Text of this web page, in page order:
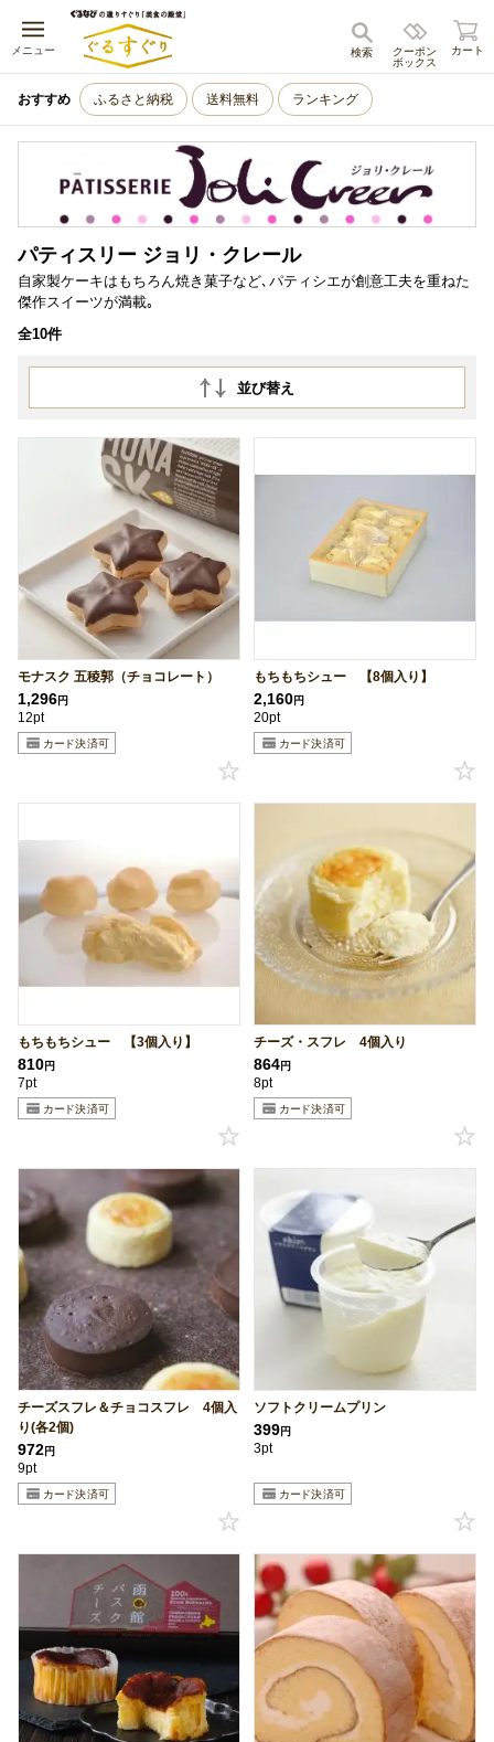
メニュー
キャンセル
クーポン
ボックス
検索 カート
おすすめ ふるさと納税 送料無料 ランキング
パティスリー ジョリ・クレール
自家製ケーキはもちろん焼き菓子など､パティシエが創意工夫を重ねた
傑作スイーツが満載｡
全10件
並び替え
モナスク 五稜郭（チョコレート）
1,296円
12pt
もちもちシュー 【8個入り】
2,160円
20pt
もちもちシュー 【3個入り】
810円
7pt
チーズ・スフレ 4個入り
864円
8pt
チーズスフレ＆チョコスフレ 4個入
り(各2個)
972円
9pt
ソフトクリームプリン
399円
3pt